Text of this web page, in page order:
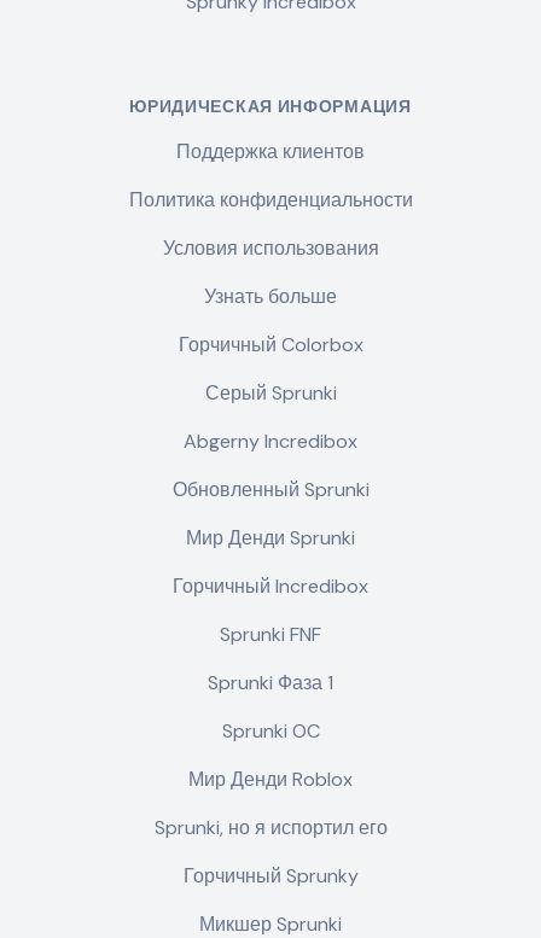
ЮРИДИЧЕСКАЯ ИНФОРМАЦИЯ
Поддержка клиентов
Политика конфиденциальности
Условия использования
Узнать больше
Горчичный Colorbox
Серый Sprunki
Abgerny Incredibox
Обновленный Sprunki
Мир Денди Sprunki
Горчичный Incredibox
Sprunki FNF
Sprunki Фаза 1
Sprunki OC
Мир Денди Roblox
Sprunki, но я испортил его
Горчичный Sprunky
Микшер Sprunki